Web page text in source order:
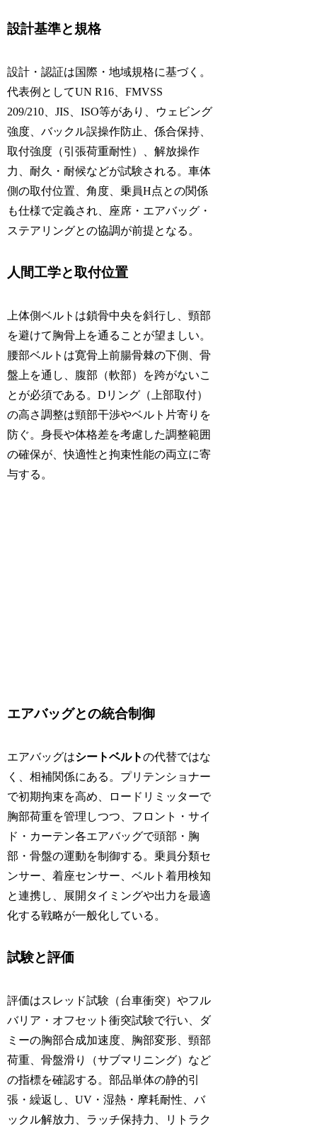
設計基準と規格
設計・認証は国際・地域規格に基づく。
代表例としてUN R16、FMVSS
209/210、JIS、ISO等があり、ウェビング
強度、バックル誤操作防止、係合保持、
取付強度（引張荷重耐性）、解放操作
力、耐久・耐候などが試験される。車体
側の取付位置、角度、乗員H点との関係
も仕様で定義され、座席・エアバッグ・
ステアリングとの協調が前提となる。
人間工学と取付位置
上体側ベルトは鎖骨中央を斜行し、頸部
を避けて胸骨上を通ることが望ましい。
腰部ベルトは寛骨上前腸骨棘の下側、骨
盤上を通し、腹部（軟部）を跨がないこ
とが必須である。Dリング（上部取付）
の高さ調整は頸部干渉やベルト片寄りを
防ぐ。身長や体格差を考慮した調整範囲
の確保が、快適性と拘束性能の両立に寄
与する。
エアバッグとの統合制御
エアバッグはシートベルトの代替ではな
く、相補関係にある。プリテンショナー
で初期拘束を高め、ロードリミッターで
胸部荷重を管理しつつ、フロント・サイ
ド・カーテン各エアバッグで頭部・胸
部・骨盤の運動を制御する。乗員分類セ
ンサー、着座センサー、ベルト着用検知
と連携し、展開タイミングや出力を最適
化する戦略が一般化している。
試験と評価
評価はスレッド試験（台車衝突）やフル
バリア・オフセット衝突試験で行い、ダ
ミーの胸部合成加速度、胸部変形、頸部
荷重、骨盤滑り（サブマリニング）など
の指標を確認する。部品単体の静的引
張・繰返し、UV・湿熱・摩耗耐性、バ
ックル解放力、ラッチ保持力、リトラク